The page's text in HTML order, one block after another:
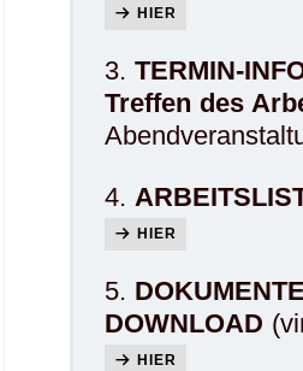
HIER
3. TERMIN-
Treffen des
4.
HIER
5.
DOWNLOAD
HIER